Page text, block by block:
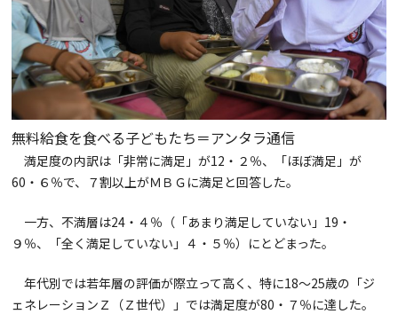
無料給食を食べる子どもたち＝アンタラ通信
満足度の内訳は「非常に満足」が12・２％、「ほぼ満足」が
60・６％で、７割以上がＭＢＧに満足と回答した。
一方、不満層は24・４％（「あまり満足していない」19・
９％、「全く満足していない」４・５％）にとどまった。
年代別では若年層の評価が際立って高く、特に18〜25歳の「ジ
ェネレーションＺ（Ｚ世代）」では満足度が80・７％に達した。